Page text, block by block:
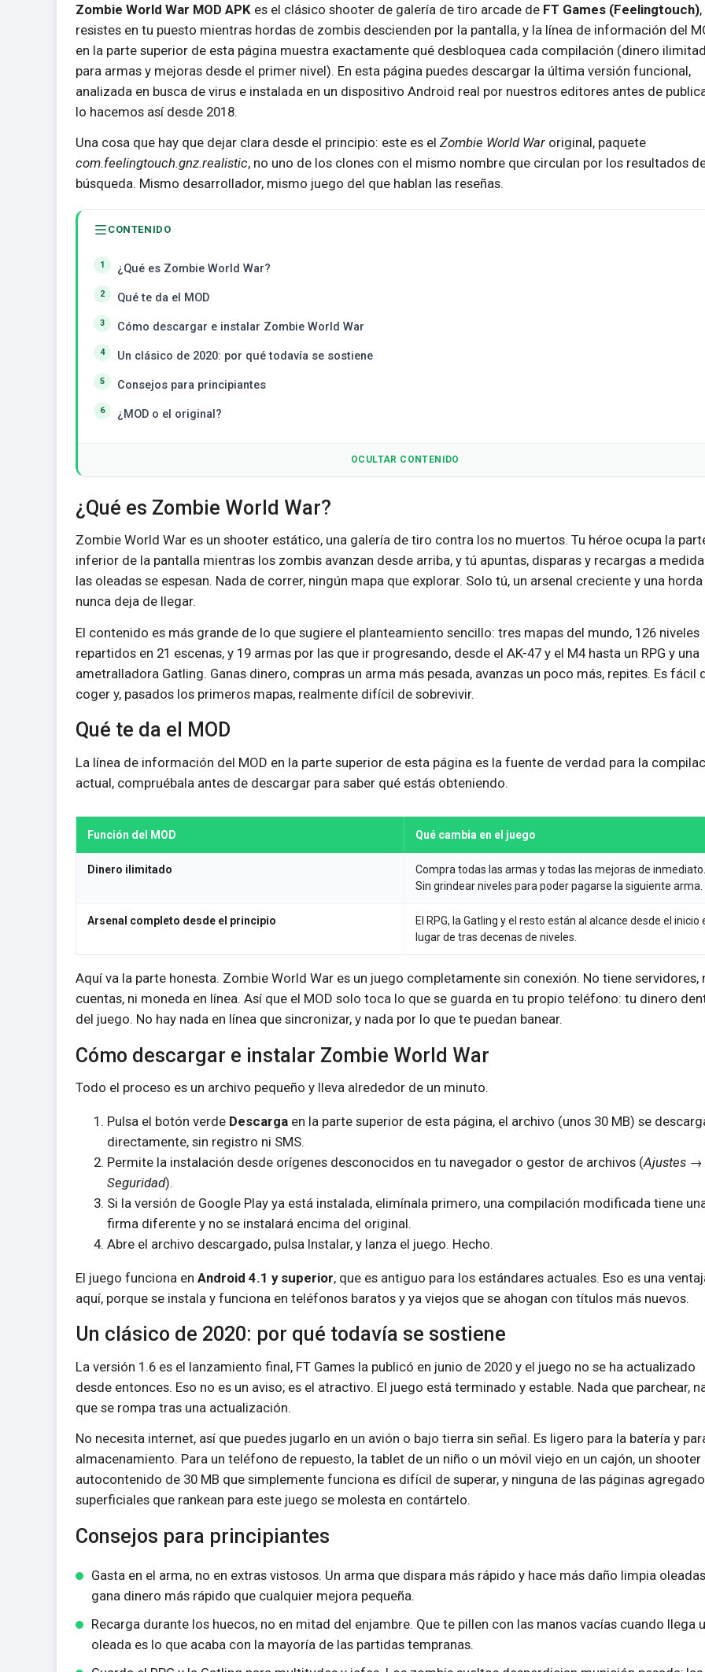
Zombie World War MOD APK es el clásico shooter de galería de tiro arcade de FT Games (Feelingtouch),
resistes en tu puesto mientras hordas de zombis descienden por la pantalla, y la línea de información del
en la parte superior de esta página muestra exactamente qué desbloquea cada compilación (dinero
para armas y mejoras desde el primer nivel). En esta página puedes descargar la última versión funcional,
analizada en busca de virus e instalada en un dispositivo Android real por nuestros editores antes de
lo hacemos así desde 2018.
Una cosa que hay que dejar clara desde el principio: este es el Zombie World War original, paquete
com.feelingtouch.gnz.realistic, no uno de los clones con el mismo nombre que circulan por los resultados
búsqueda. Mismo desarrollador, mismo juego del que hablan las reseñas.
CONTENIDO
¿Qué es Zombie World War?
Qué te da el MOD
Cómo descargar e instalar Zombie World War
Un clásico de 2020: por qué todavía se sostiene
Consejos para principiantes
¿MOD o el original?
OCULTAR CONTENIDO
¿Qué es Zombie World War?
Zombie World War es un shooter estático, una galería de tiro contra los no muertos. Tu héroe ocupa la
inferior de la pantalla mientras los zombis avanzan desde arriba, y tú apuntas, disparas y recargas a
las oleadas se espesan. Nada de correr, ningún mapa que explorar. Solo tú, un arsenal creciente y una
nunca deja de llegar.
El contenido es más grande de lo que sugiere el planteamiento sencillo: tres mapas del mundo, 126 niveles
repartidos en 21 escenas, y 19 armas por las que ir progresando, desde el AK-47 y el M4 hasta un RPG y una
ametralladora Gatling. Ganas dinero, compras un arma más pesada, avanzas un poco más, repites. Es fácil
coger y, pasados los primeros mapas, realmente difícil de sobrevivir.
Qué te da el MOD
La línea de información del MOD en la parte superior de esta página es la fuente de verdad para la
actual, compruébala antes de descargar para saber qué estás obteniendo.
Función del MOD Qué cambia en el juego
Dinero ilimitado
Compra todas las armas y todas las mejoras de inmediato.
Sin grindear niveles para poder pagarse la siguiente arma.
Arsenal completo desde el principio
El RPG, la Gatling y el resto están al alcance desde el inicio
lugar de tras decenas de niveles.
Aquí va la parte honesta. Zombie World War es un juego completamente sin conexión. No tiene servidores,
cuentas, ni moneda en línea. Así que el MOD solo toca lo que se guarda en tu propio teléfono: tu dinero
del juego. No hay nada en línea que sincronizar, y nada por lo que te puedan banear.
Cómo descargar e instalar Zombie World War
Todo el proceso es un archivo pequeño y lleva alrededor de un minuto.
Pulsa el botón verde Descarga en la parte superior de esta página, el archivo (unos 30 MB) se
directamente, sin registro ni SMS.
Permite la instalación desde orígenes desconocidos en tu navegador o gestor de archivos (Ajustes →
Seguridad).
Si la versión de Google Play ya está instalada, elimínala primero, una compilación modificada tiene
firma diferente y no se instalará encima del original.
Abre el archivo descargado, pulsa Instalar, y lanza el juego. Hecho.
El juego funciona en Android 4.1 y superior, que es antiguo para los estándares actuales. Eso es una
aquí, porque se instala y funciona en teléfonos baratos y ya viejos que se ahogan con títulos más nuevos.
Un clásico de 2020: por qué todavía se sostiene
La versión 1.6 es el lanzamiento final, FT Games la publicó en junio de 2020 y el juego no se ha actualizado
desde entonces. Eso no es un aviso; es el atractivo. El juego está terminado y estable. Nada que parchear,
que se rompa tras una actualización.
No necesita internet, así que puedes jugarlo en un avión o bajo tierra sin señal. Es ligero para la batería y
almacenamiento. Para un teléfono de repuesto, la tablet de un niño o un móvil viejo en un cajón, un shooter
autocontenido de 30 MB que simplemente funciona es difícil de superar, y ninguna de las páginas
superficiales que rankean para este juego se molesta en contártelo.
Consejos para principiantes
Gasta en el arma, no en extras vistosos. Un arma que dispara más rápido y hace más daño limpia
gana dinero más rápido que cualquier mejora pequeña.
Recarga durante los huecos, no en mitad del enjambre. Que te pillen con las manos vacías cuando llega
oleada es lo que acaba con la mayoría de las partidas tempranas.